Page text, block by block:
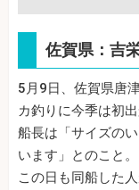
佐賀県：吉
5月9日、佐賀県唐
カ釣りに今季は初
船長は「サイズの
います」とのこと
この日も同船した